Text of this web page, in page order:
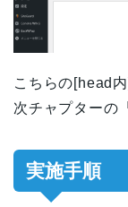
こちらの[head
次チャプターの
実施手順